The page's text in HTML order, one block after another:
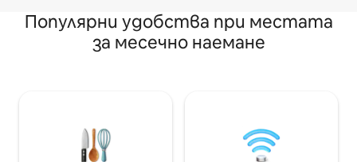
Популярни удобства при местата
за месечно наемане